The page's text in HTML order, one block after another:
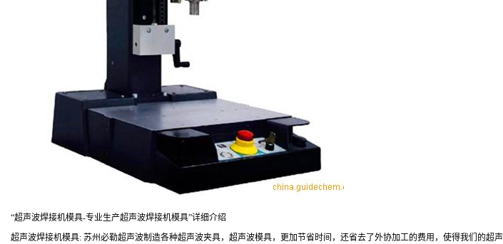
“超声波焊接机模具-专业生产超声波焊接机模具”详细介绍
超声波焊接机模具: 苏州必勒超声波制造各种超声波夹具，超声波模具，更加节省时间，还省去了外协加工的费用，使得我们的